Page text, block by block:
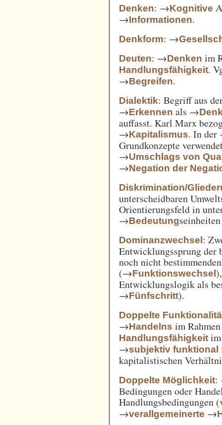
Denken: →Kognitive
→Informationen.
Denkform: →
Deuten: →Denken im
Handlungsfähigkeit.
→Begreifen.
Dialektik: Begriff aus
→Erkennen als →
auffasst. Karl Marx
→Kapitalismus. In
Grundkonzepte
→Umschlags von
→Negation der
Diskrimination/
unterscheidbaren
Orientierungsfeld in
→Bedeutung
Dominanzwechsel:
Entwicklungssprung der
noch nicht
(→Funktionswechsel
Entwicklungslogik als
→Fünfschritt).
Doppelte
→Handelns im
Handlungsfähigkeit
→subjektiv funktional
kapitalistischen
Doppelte Möglichkeit:
Bedingungen oder
Handlungsbedingungen
→verallgemeinerte →